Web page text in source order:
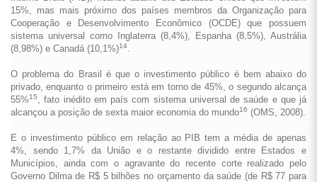
15%, mas mais próximo dos países membros da Organização para
Cooperação e Desenvolvimento Econômico (OCDE) que possuem
sistema universal como Inglaterra (8,4%), Espanha (8,5%), Austrália
(8,98%) e Canadá (10,1%)14
O problema do Brasil é que o investimento público é bem abaixo do
privado, enquanto o primeiro está em torno de 45%, o segundo alcança
55%15
, fato inédito em país com sistema universal de saúde e que já
alcançou a posição de sexta maior economia do mundo16 (OMS, 2008).
E o investimento público em relação ao PIB tem a média de apenas
4%, sendo 1,7% da União e o restante dividido entre Estados e
Municípios, ainda com o agravante do recente corte realizado pelo
Governo Dilma de R$ 5 bilhões no orçamento da saúde (de R$ 77 para